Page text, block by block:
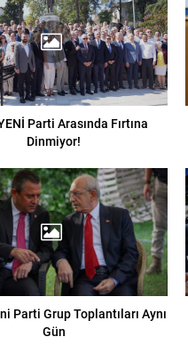
Parti Arasında Fırtına
Dinmiyor!
Parti Grup Toplantıları Aynı
Gün